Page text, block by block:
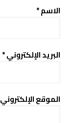
الاسم*
البريد الإلكتروني*
الموقع الإلكتروني